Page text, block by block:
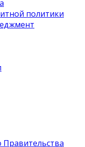
политики
Правительства